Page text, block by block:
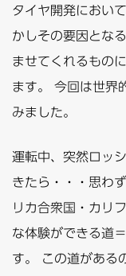
タイヤ開発におい
かしその要因とな
ませてくれるもの
ます。 今回は世界
みました。
運転中、突然ロッ
きたら・・・思わ
リカ合衆国・カリ
な体験ができる道
す。 この道がある